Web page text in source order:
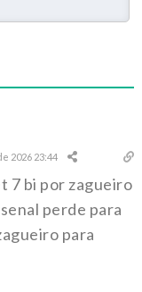
2026 23:44
7 bi por zagueiro
perde para
para